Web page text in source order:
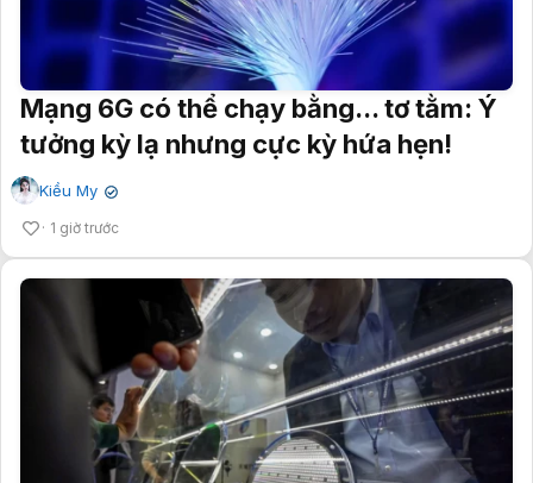
Mạng 6G có thể chạy bằng... tơ tằm: Ý
tưởng kỳ lạ nhưng cực kỳ hứa hẹn!
Kiều My ✔
1 giờ trước